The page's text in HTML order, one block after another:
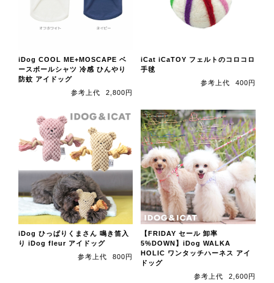
iDog COOL ME+MOSCAPE ベ
ースボールシャツ 冷感 ひんやり
防蚊 アイドッグ
参考上代
2,800円
iCat iCaTOY フェルトのコロコロ
手毬
参考上代
400円
iDog ひっぱりくまさん 鳴き笛入
り iDog fleur アイドッグ
参考上代
800円
【FRIDAY セール 卸率
5%DOWN】iDog WALKA
HOLIC ワンタッチハーネス アイ
ドッグ
参考上代
2,600円